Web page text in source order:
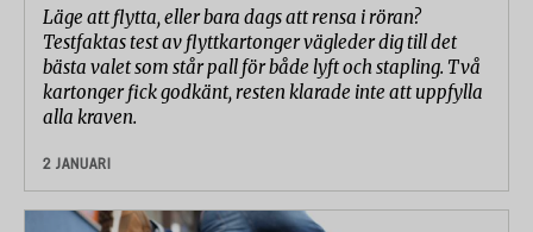
Läge att flytta, eller bara dags att rensa i röran?
Testfaktas test av flyttkartonger vägleder dig till det
bästa valet som står pall för både lyft och stapling. Två
kartonger fick godkänt, resten klarade inte att uppfylla
alla kraven.
2 JANUARI